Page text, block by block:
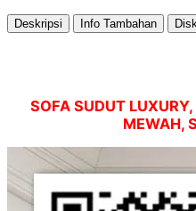
Deskripsi Info Tambahan
SOFA SUDUT
MEWAH,